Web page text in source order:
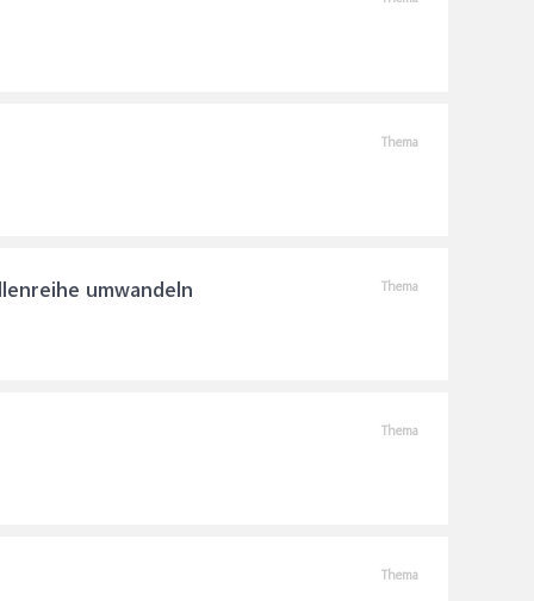
Thema
Thema
umwandeln
Thema
Thema